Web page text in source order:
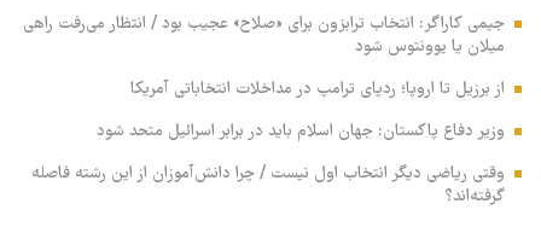
جیمی کاراگر: انتخاب ترابزون برای «صلاح» عجیب بود / انتظار می‌رفت راهی
میلان یا یوونتوس شود
از برزیل تا اروپا؛ ردپای ترامپ در مداخلات انتخاباتی آمریکا
وزیر دفاع پاکستان: جهان اسلام باید در برابر اسرائیل متحد شود
وقتی ریاضی دیگر انتخاب اول نیست / چرا دانش‌آموزان از این رشته فاصله
گرفته‌اند؟